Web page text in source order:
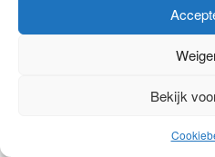
Bekijk